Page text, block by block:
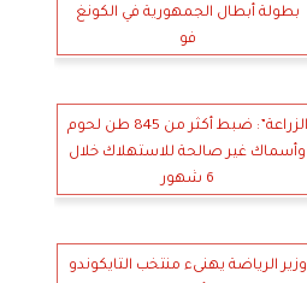
بطولة أبطال الجمهورية في الكونغ
فو
الزراعة”: ضبط أكثر من 845 طن لحوم
وأسماك غير صالحة للاستهلاك خلال
6 شهور
وزير الرياضة يهنىء منتخب التايكوندو